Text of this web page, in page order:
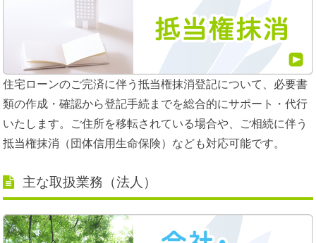
住宅ローンのご完済に伴う抵当権抹消登記について、必要書
類の作成・確認から登記手続までを総合的にサポート・代行
いたします。ご住所を移転されている場合や、ご相続に伴う
抵当権抹消（団体信用生命保険）なども対応可能です。
主な取扱業務（法人）